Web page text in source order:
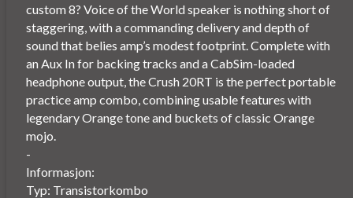
custom 8? Voice of the World speaker is nothing short of
staggering, with a commanding delivery and depth of
sound that belies amp’s modest footprint. Complete with
an Aux In for backing tracks and a CabSim-loaded
headphone output, the Crush 20RT is the perfect portable
practice amp combo, combining usable features with
legendary Orange tone and buckets of classic Orange
mojo.
-
Informasjon:
Typ: Transistorkombo